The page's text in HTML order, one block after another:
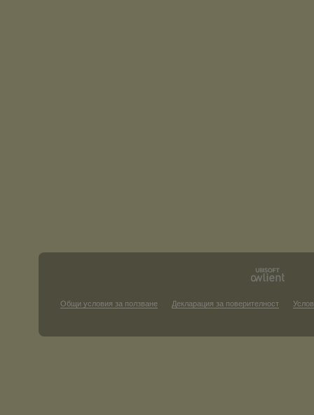
Общи условия за ползване Декларация за поверителност